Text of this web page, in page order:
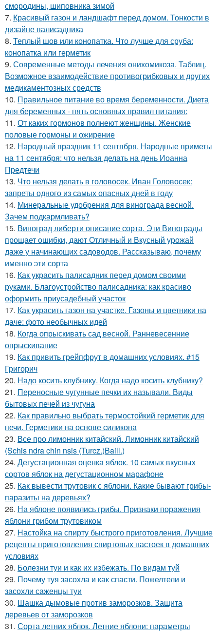
смородины, шиповника зимой
7. Красивый газон и ландшафт перед домом. Тонкости в
дизайне палисадника
8. Теплый шов или конопатка. Что лучше для сруба:
конопатка или герметик
9. Современные методы лечения онихомикоза. Таблиц.
Возможное взаимодействие противогрибковых и других
медикаментозных средств
10. Правильное питание во время беременности. Диета
для беременных - пять основных правил питания:
11. От каких гормонов полнеют женщины. Женские
половые гормоны и ожирение
12. Народный праздник 11 сентября. Народные приметы
на 11 сентября: что нельзя делать на день Иоанна
Предтечи
13. Что нельзя делать в головосек. Иван Головосек:
запреты одного из самых опасных дней в году
14. Минеральные удобрения для винограда весной.
Зачем подкармливать?
15. Виноград либерти описание сорта. Эти Винограды
прощает ошибки, дают Отличный и Вкусный урожай
даже у начинающих садоводов. Рассказываю, почему
именно эти сорта
16. Как украсить палисадник перед домом своими
руками. Благоустройство палисадника: как красиво
оформить приусадебный участок
17. Как украсить газон на участке. Газоны и цветники на
даче: фото необычных идей
18. Когда опрыскивать сад весной. Ранневесенние
опрыскивание
19. Как привить грейпфрут в домашних условиях. #15
Григорич
20. Надо косить клубнику. Когда надо косить клубнику?
21. Переносные чугунные печки их называли. Виды
бытовых печей из чугуна
22. Как правильно выбрать термостойкий герметик для
печи. Герметики на основе силикона
23. Все про лимонник китайский. Лимонник китайский
(Schis ndra chin nsis (Turcz.)Baill.)
24. Дегустационная оценка яблок. 10 самых вкусных
сортов яблок на дегустационном марафоне
25. Как вывести трутовик с яблони. Какие бывают грибы-
паразиты на деревьях?
26. На яблоне появились грибы. Признаки поражения
яблони грибом трутовиком
27. Настойка на спирту быстрого приготовления. Лучшие
рецепты приготовления спиртовых настоек в домашних
условиях
28. Болезни туи и как их избежать. По видам туй
29. Почему туя засохла и как спасти. Пожелтели и
засохли саженцы туи
30. Шашка дымовые против заморозков. Защита
деревьев от заморозков
31. Сорта летних яблок. Летние яблони: параметры